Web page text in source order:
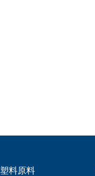
塑料原料